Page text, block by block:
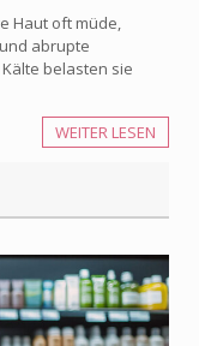
Haut oft müde,
abrupte
belasten sie
WEITER LESEN